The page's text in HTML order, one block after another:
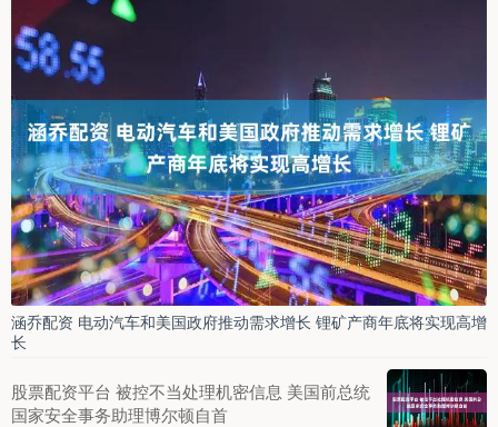
涵乔配资 电动汽车和美国政府推动需求增长 锂矿产商年底将实现高增
长
股票配资平台 被控不当处理机密信息 美国前总统
国家安全事务助理博尔顿自首